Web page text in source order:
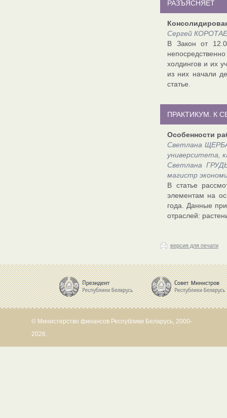
РАЗЪЯСНЯЕТ
Сергей
В Закон от
холдингов и их
из них начали
статье.
ПРАКТИКУМ. К
Особенности
Светлана
университета,
Светлана
магистр
В статье
элементам на
года. Данные
отраслей:
версия для печати
© Министерство финансов Республики Беларусь, 2000-
2026.